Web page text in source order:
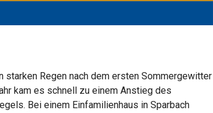
starken Regen nach dem ersten Sommergewitter
kam es schnell zu einem Anstieg des
Bei einem Einfamilienhaus in Sparbach